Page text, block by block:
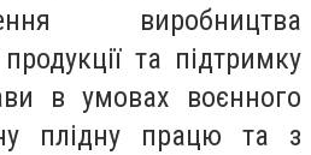
виробництва
та підтримку
в умовах воєнного
плідну працю та з